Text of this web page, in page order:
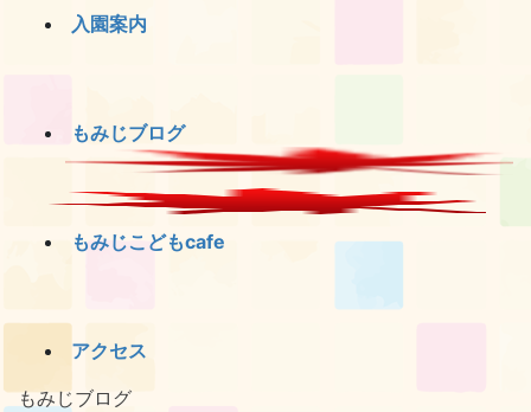
入園案内
もみじブログ
もみじこどもcafe
アクセス
もみじブログ